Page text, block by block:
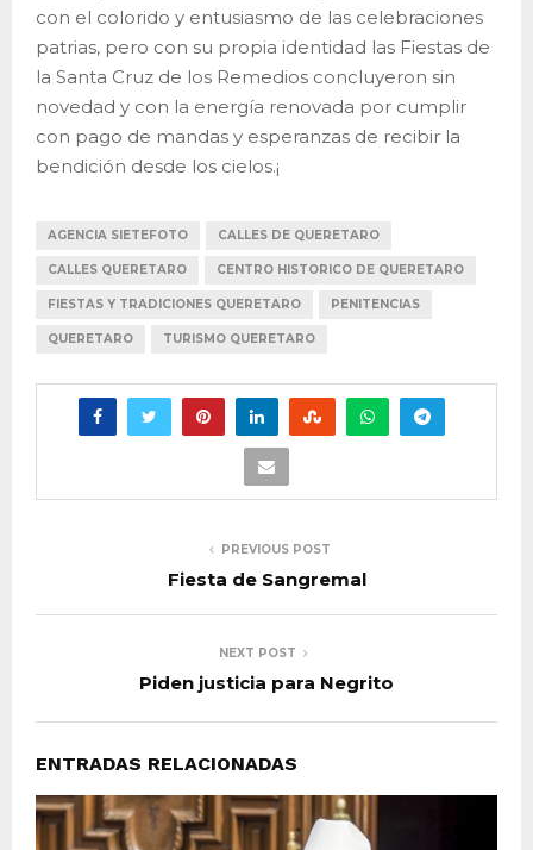
con el colorido y entusiasmo de las celebraciones
patrias, pero con su propia identidad las Fiestas de
la Santa Cruz de los Remedios concluyeron sin
novedad y con la energía renovada por cumplir
con pago de mandas y esperanzas de recibir la
bendición desde los cielos.¡
AGENCIA SIETEFOTO CALLES DE QUERETARO
CALLES QUERETARO CENTRO HISTORICO DE QUERETARO
FIESTAS Y TRADICIONES QUERETARO PENITENCIAS
QUERETARO TURISMO QUERETARO
PREVIOUS POST
Fiesta de Sangremal
NEXT POST
Piden justicia para Negrito
ENTRADAS RELACIONADAS